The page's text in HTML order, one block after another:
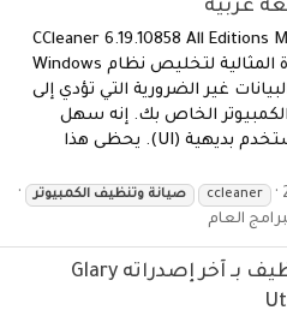
CCleaner 6.19.10858 All Editions
Arabic يعد CCleaner الأداة المثالية لتخليص نظام Windows
غير الضرورية التي تؤدي إلى
الكمبيوتر الخاص بك. إنه سهل
الفهم ويأتي مع واجهة مستخدم بديهية (UI). يحظى هذا
ccleaner صيانة وتنظيف الكمبيوتر
العام
عملاق الصيانه والتنظيف بـ آخر إصدراته Glary